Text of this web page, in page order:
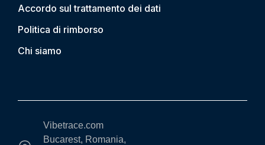
Accordo sul trattamento dei dati
Politica di rimborso
Chi siamo
Vibetrace.com
Bucarest, Romania,